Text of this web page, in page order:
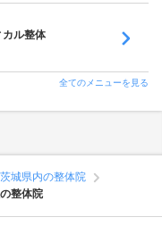
カル整体
全てのメニューを見る
茨城県内の整体院
整体院